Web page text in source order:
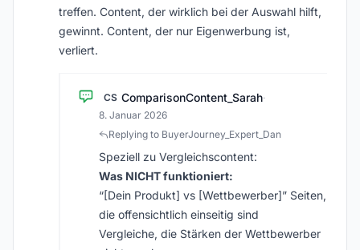
treffen. Content, der wirklich bei der Auswahl hilft,
gewinnt. Content, der nur Eigenwerbung ist,
verliert.
CS ComparisonContent_Sarah·
8. Januar 2026
Replying to BuyerJourney_Expert_Dan
Speziell zu Vergleichscontent:
Was NICHT funktioniert:
“[Dein Produkt] vs [Wettbewerber]” Seiten,
die offensichtlich einseitig sind
Vergleiche, die Stärken der Wettbewerber